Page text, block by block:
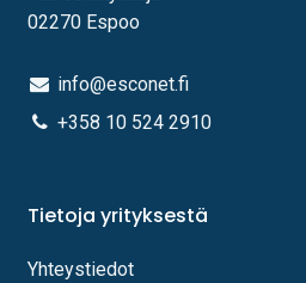
02270 Espoo
info@esconet.fi
+358 10 524 2910
Tietoja yrityksestä
Yhteystiedot